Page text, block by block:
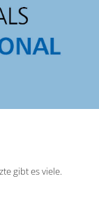
gibt es viele.